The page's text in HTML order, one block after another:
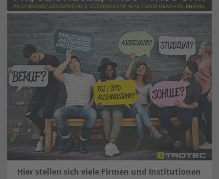
Hier stellen sich viele Firmen und Institutionen